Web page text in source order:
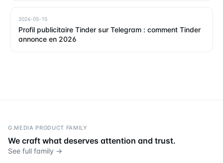
2026-05-15
Profil publicitaire Tinder sur Telegram : comment Tinder
annonce en 2026
G.MEDIA PRODUCT FAMILY
We craft what deserves attention and trust.
See full family →